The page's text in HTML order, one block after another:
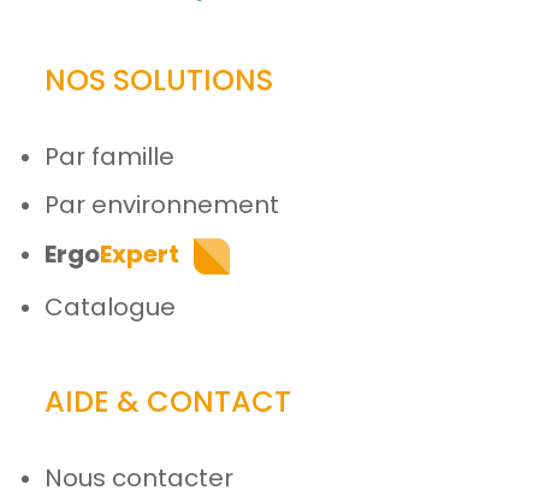
NOS SOLUTIONS
Par famille
Par environnement
ErgoExpert
Catalogue
AIDE & CONTACT
Nous contacter